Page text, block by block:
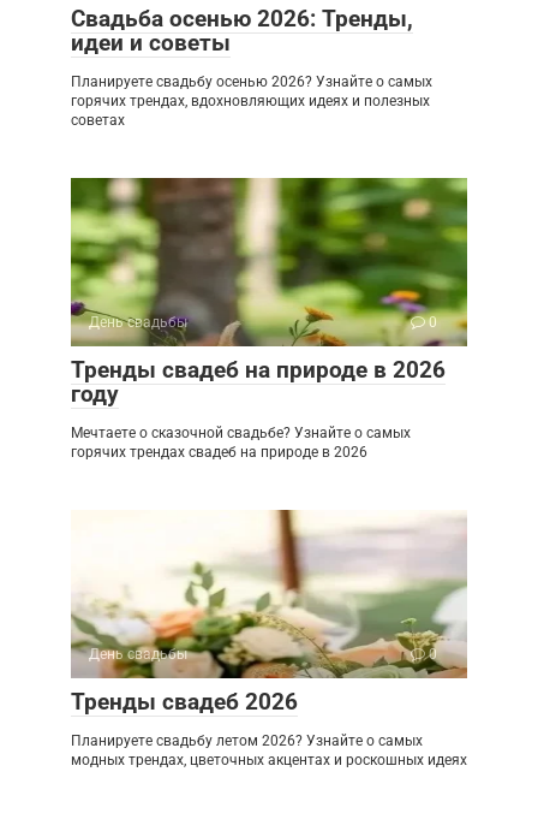
Свадьба осенью 2026: Тренды,
идеи и советы
Планируете свадьбу осенью 2026? Узнайте о самых
горячих трендах, вдохновляющих идеях и полезных
советах
День свадьбы 0
Тренды свадеб на природе в 2026
году
Мечтаете о сказочной свадьбе? Узнайте о самых
горячих трендах свадеб на природе в 2026
День свадьбы 0
Тренды свадеб 2026
Планируете свадьбу летом 2026? Узнайте о самых
модных трендах, цветочных акцентах и роскошных идеях